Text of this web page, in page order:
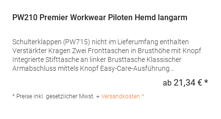
PW210 Premier Workwear Piloten Hemd langarm
Schulterklappen (PW715) nicht im Lieferumfang enthalten
Verstärkter Kragen Zwei Fronttaschen in Brusthöhe mit Knopf
Integrierte Stifttasche an linker Brusttasche Klassischer
Armabschluss mittels Knopf Easy-Care-Ausführung
Produktsicherheit: Herst.-Nr.: PR210Hersteller: Premier Clothing
ab 21,34 € *
* Preise inkl. gesetzlicher Mwst. + Versandkosten *